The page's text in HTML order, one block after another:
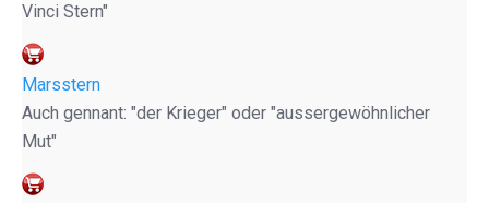
Vinci Stern"
Marsstern
Auch gennant: "der Krieger" oder "aussergewöhnlicher
Mut"